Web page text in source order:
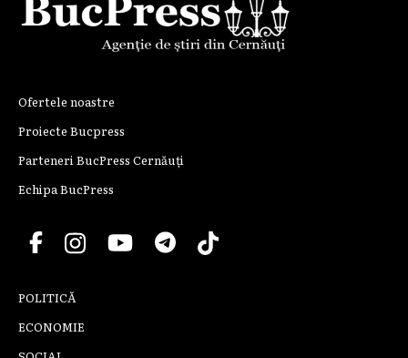
Ofertele noastre
Proiecte Bucpress
Parteneri BucPress Cernăuți
Echipa BucPress
POLITICĂ
ECONOMIE